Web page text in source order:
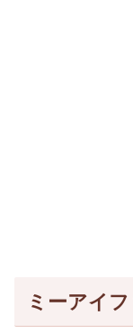
ミーアイ